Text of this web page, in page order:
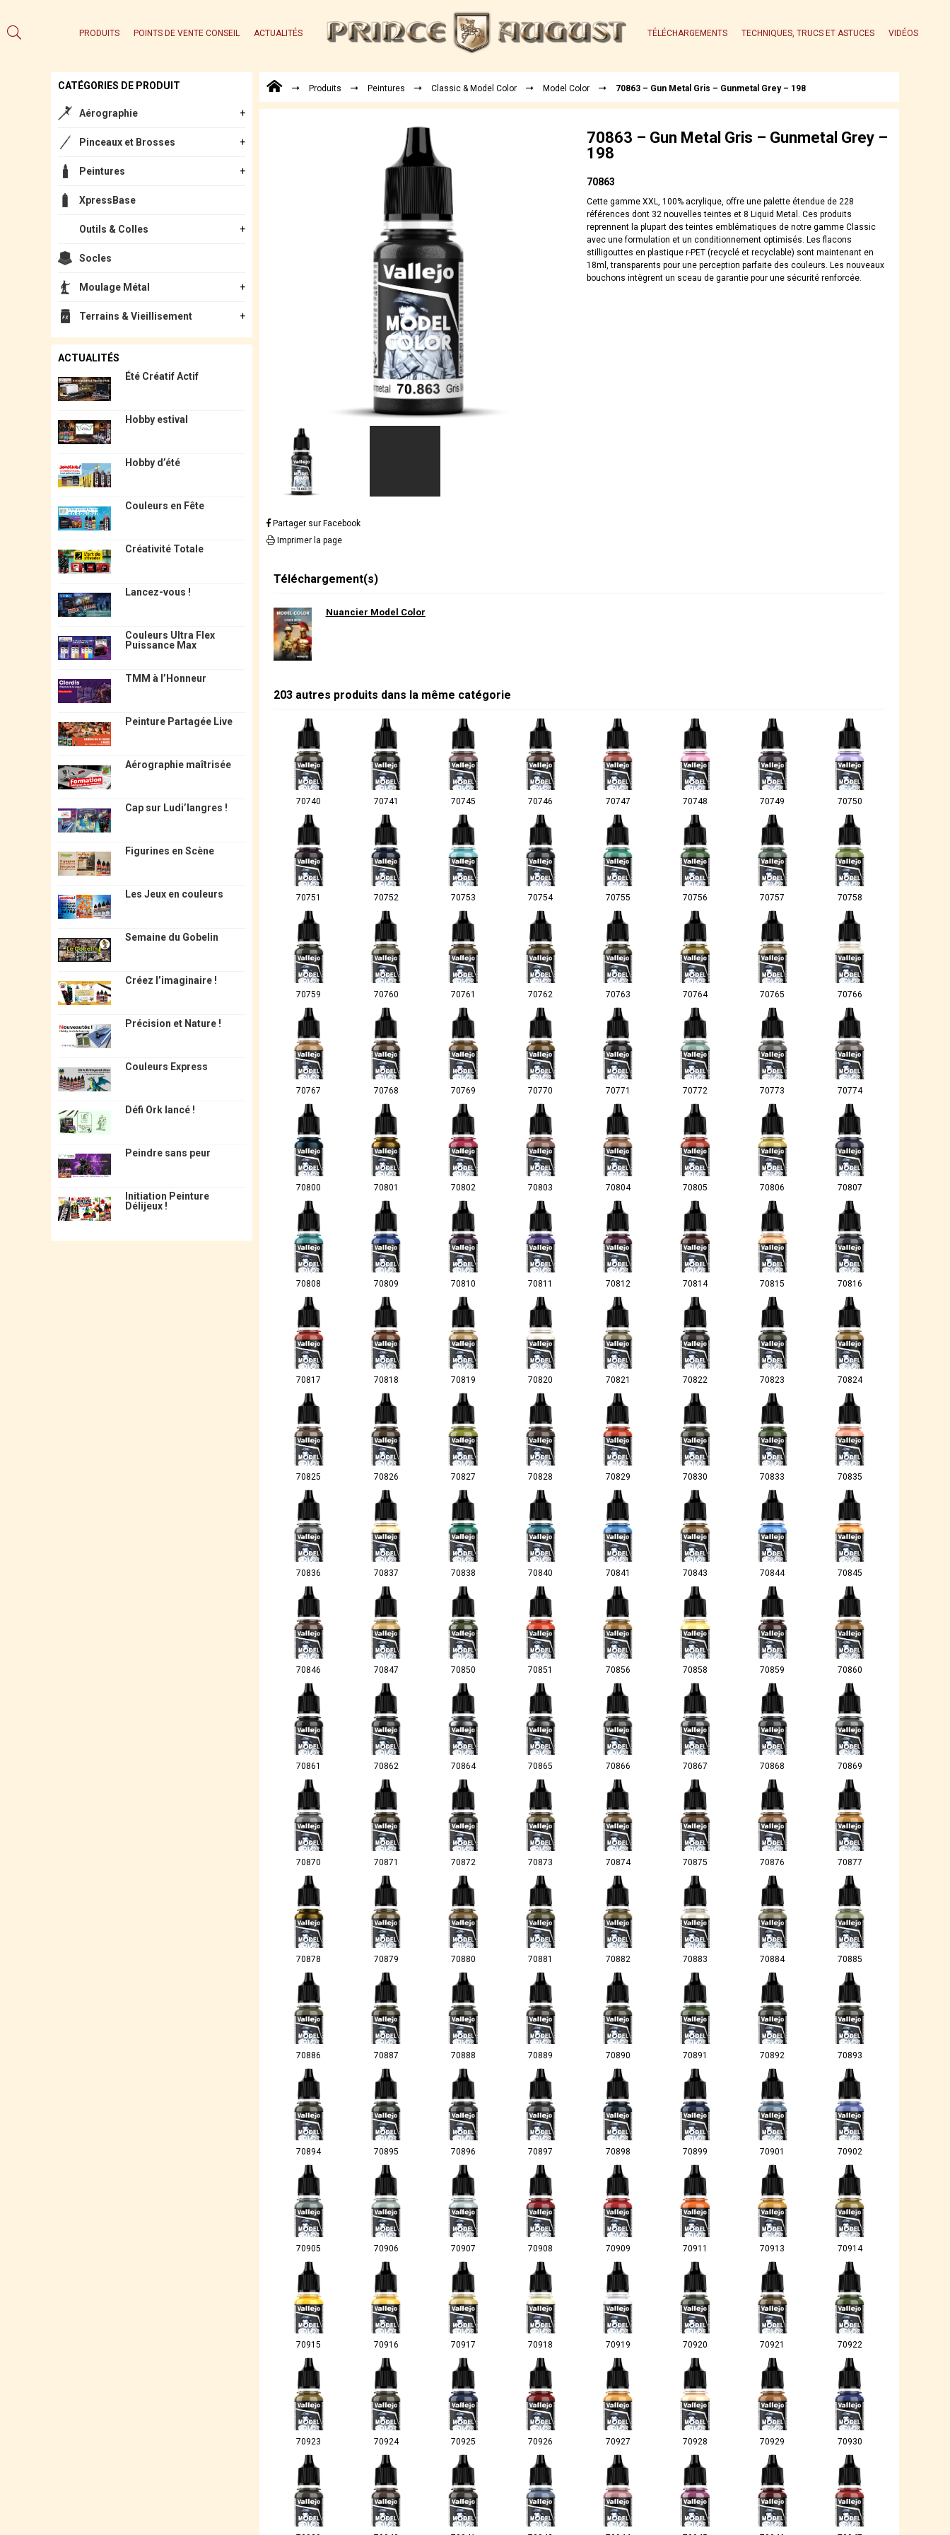
PRODUITS POINTS DE VENTE CONSEIL ACTUALITÉS TÉLÉCHARGEMENTS TECHNIQUES, TRUCS ET ASTUCES VIDÉOS
CATÉGORIES DE PRODUIT
Aérographie
Pinceaux et Brosses
Peintures
XpressBase
Outils & Colles
Socles
Moulage Métal
Terrains & Vieillisement
ACTUALITÉS
Été Créatif Actif
Hobby estival
Hobby d’été
Couleurs en Fête
Créativité Totale
Lancez-vous !
Couleurs Ultra Flex
Puissance Max
TMM à l’Honneur
Peinture Partagée Live
Aérographie maîtrisée
Cap sur Ludi’langres !
Figurines en Scène
Les Jeux en couleurs
Semaine du Gobelin
Créez l’imaginaire !
Précision et Nature !
Couleurs Express
Défi Ork lancé !
Peindre sans peur
Initiation Peinture
Délijeux !
Produits Peintures Classic & Model Color Model Color 70863 – Gun Metal Gris – Gunmetal Grey – 198
Partager sur Facebook
Imprimer la page
70863 – Gun Metal Gris – Gunmetal Grey –
198
70863
Cette gamme XXL, 100% acrylique, offre une palette étendue de 228
références dont 32 nouvelles teintes et 8 Liquid Metal. Ces produits
reprennent la plupart des teintes emblématiques de notre gamme Classic
avec une formulation et un conditionnement optimisés. Les flacons
stilligouttes en plastique r-PET (recyclé et recyclable) sont maintenant en
18ml, transparents pour une perception parfaite des couleurs. Les nouveaux
bouchons intègrent un sceau de garantie pour une sécurité renforcée.
Téléchargement(s)
Nuancier Model Color
203 autres produits dans la même catégorie
70740 70741 70745 70746 70747 70748 70749 70750
70751 70752 70753 70754 70755 70756 70757 70758
70759 70760 70761 70762 70763 70764 70765 70766
70767 70768 70769 70770 70771 70772 70773 70774
70800 70801 70802 70803 70804 70805 70806 70807
70808 70809 70810 70811 70812 70814 70815 70816
70817 70818 70819 70820 70821 70822 70823 70824
70825 70826 70827 70828 70829 70830 70833 70835
70836 70837 70838 70840 70841 70843 70844 70845
70846 70847 70850 70851 70856 70858 70859 70860
70861 70862 70864 70865 70866 70867 70868 70869
70870 70871 70872 70873 70874 70875 70876 70877
70878 70879 70880 70881 70882 70883 70884 70885
70886 70887 70888 70889 70890 70891 70892 70893
70894 70895 70896 70897 70898 70899 70901 70902
70905 70906 70907 70908 70909 70911 70913 70914
70915 70916 70917 70918 70919 70920 70921 70922
70923 70924 70925 70926 70927 70928 70929 70930